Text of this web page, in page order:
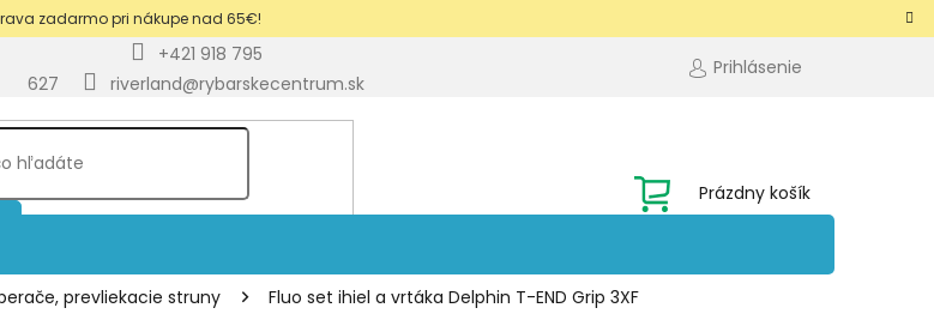
zadarmo pri nákupe nad 65€!
+421 918 795
627
riverland@rybarskecentrum.sk
BLOG Prihlásenie
NÁKUPNÝ
KOŠÍK
Prázdny košík
prevliekacie struny Fluo set ihiel a vrtáka Delphin T-END Grip 3XF